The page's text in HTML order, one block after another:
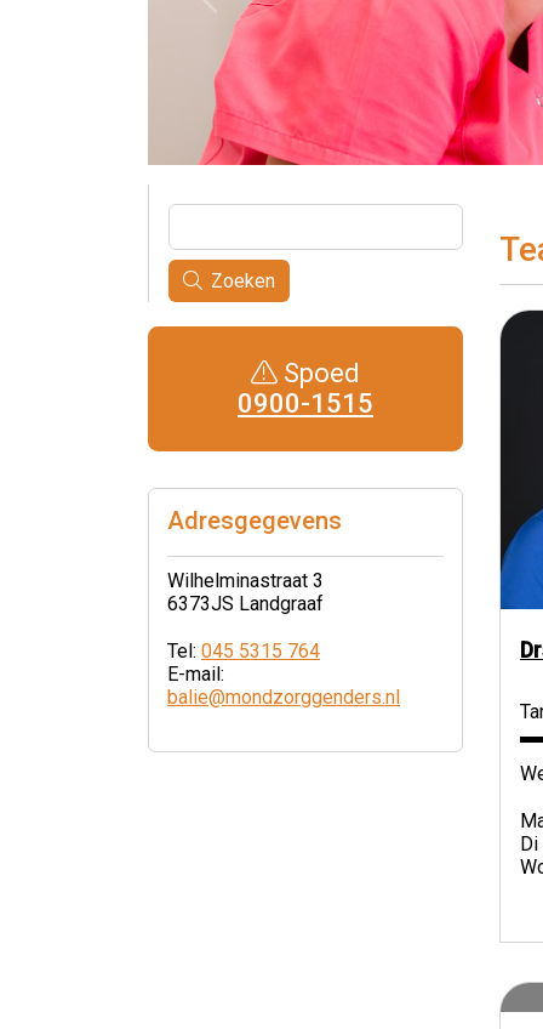
Zoeken
Spoed
0900-1515
Adresgegevens
Wilhelminastraat 3
6373JS Landgraaf
Tel: 045 5315 764
E-mail:
balie@mondzorggenders.nl